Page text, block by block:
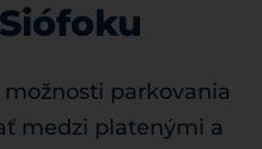
parkovania
medzi platenými a